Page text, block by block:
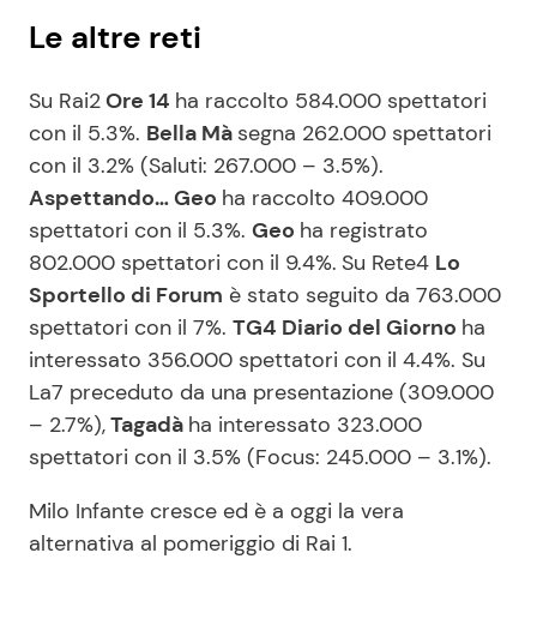
Le altre reti
Su Rai2Ore 14 ha raccolto 584.000 spettatori
con il 5.3%. Bella Mà segna 262.000 spettatori
con il 3.2% (Saluti: 267.000 – 3.5%).
Aspettando… Geo ha raccolto 409.000
spettatori con il 5.3%. Geo ha registrato
802.000 spettatori con il 9.4%. Su Rete4 Lo
Sportello di Forum è stato seguito da 763.000
spettatori con il 7%. TG4 Diario del Giorno ha
interessato 356.000 spettatori con il 4.4%. Su
La7 preceduto da una presentazione (309.000
– 2.7%),Tagadà ha interessato 323.000
spettatori con il 3.5% (Focus: 245.000 – 3.1%).
Milo Infante cresce ed è a oggi la vera
alternativa al pomeriggio di Rai 1.